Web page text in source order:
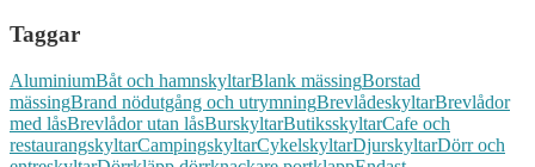
Taggar
AluminiumBåt och hamnskyltarBlank mässingBorstad
mässingBrand nödutgång och utrymningBrevlådeskyltarBrevlådor
med låsBrevlådor utan låsBurskyltarButiksskyltarCafe och
restaurangskyltarCampingskyltarCykelskyltarDjurskyltarDörr och